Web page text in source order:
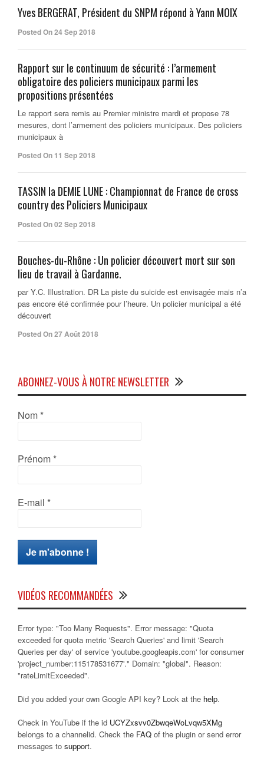
Yves BERGERAT, Président du SNPM répond à Yann MOIX
Posted On 24 Sep 2018
Rapport sur le continuum de sécurité : l’armement
obligatoire des policiers municipaux parmi les
propositions présentées
Le rapport sera remis au Premier ministre mardi et propose 78
mesures, dont l’armement des policiers municipaux. Des policiers
municipaux à
Posted On 11 Sep 2018
TASSIN la DEMIE LUNE : Championnat de France de cross
country des Policiers Municipaux
Posted On 02 Sep 2018
Bouches-du-Rhône : Un policier découvert mort sur son
lieu de travail à Gardanne.
par Y.C. Illustration. DR La piste du suicide est envisagée mais n’a
pas encore été confirmée pour l’heure. Un policier municipal a été
découvert
Posted On 27 Août 2018
ABONNEZ-VOUS À NOTRE NEWSLETTER
Nom *
Prénom *
E-mail *
VIDÉOS RECOMMANDÉES
Error type: "Too Many Requests". Error message: "Quota
exceeded for quota metric 'Search Queries' and limit 'Search
Queries per day' of service 'youtube.googleapis.com' for consumer
'project_number:115178531677'." Domain: "global". Reason:
"rateLimitExceeded".
Did you added your own Google API key? Look at the help.
Check in YouTube if the id UCYZxsvv0ZbwqeWoLvqw5XMg
belongs to a channelid. Check the FAQ of the plugin or send error
messages to support.